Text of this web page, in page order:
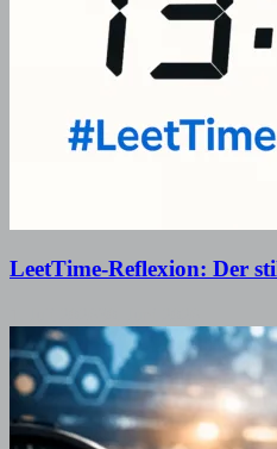
LeetTime-Reflexion: Der